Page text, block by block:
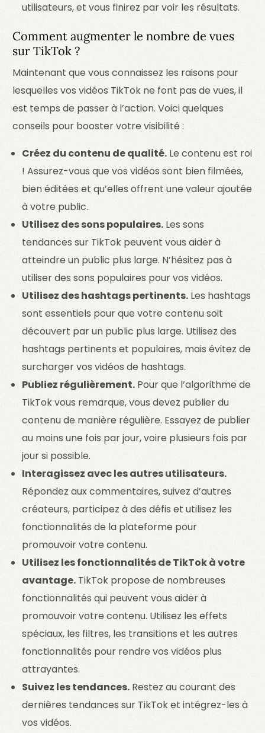
utilisateurs, et vous finirez par voir les résultats.
Comment augmenter le nombre de vues
sur TikTok ?
Maintenant que vous connaissez les raisons pour
lesquelles vos vidéos TikTok ne font pas de vues, il
est temps de passer à l’action. Voici quelques
conseils pour booster votre visibilité :
Créez du contenu de qualité. Le contenu est roi
! Assurez-vous que vos vidéos sont bien filmées,
bien éditées et qu’elles offrent une valeur ajoutée
à votre public.
Utilisez des sons populaires. Les sons
tendances sur TikTok peuvent vous aider à
atteindre un public plus large. N’hésitez pas à
utiliser des sons populaires pour vos vidéos.
Utilisez des hashtags pertinents. Les hashtags
sont essentiels pour que votre contenu soit
découvert par un public plus large. Utilisez des
hashtags pertinents et populaires, mais évitez de
surcharger vos vidéos de hashtags.
Publiez régulièrement. Pour que l’algorithme de
TikTok vous remarque, vous devez publier du
contenu de manière régulière. Essayez de publier
au moins une fois par jour, voire plusieurs fois par
jour si possible.
Interagissez avec les autres utilisateurs.
Répondez aux commentaires, suivez d’autres
créateurs, participez à des défis et utilisez les
fonctionnalités de la plateforme pour
promouvoir votre contenu.
Utilisez les fonctionnalités de TikTok à votre
avantage. TikTok propose de nombreuses
fonctionnalités qui peuvent vous aider à
promouvoir votre contenu. Utilisez les effets
spéciaux, les filtres, les transitions et les autres
fonctionnalités pour rendre vos vidéos plus
attrayantes.
Suivez les tendances. Restez au courant des
dernières tendances sur TikTok et intégrez-les à
vos vidéos.